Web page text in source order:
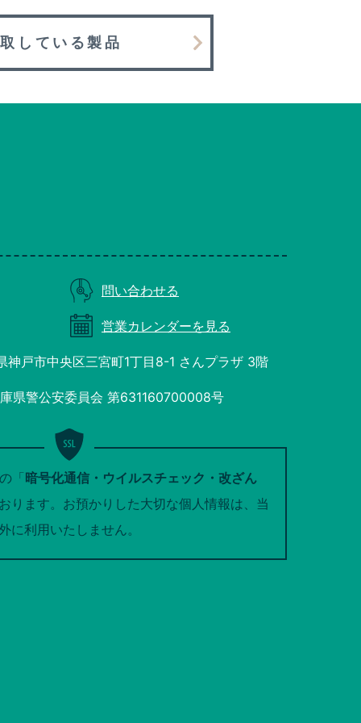
している製品
問い合わせる
営業カレンダーを見る
戸市中央区三宮町1丁目8-1 さんプラザ 3階
県警公安委員会 第631160700008号
「暗号化通信・ウイルスチェック・改ざん
ります。お預かりした大切な個人情報は、当
に利用いたしません。